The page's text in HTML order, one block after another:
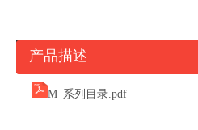
产品描述
M_系列目录.pdf